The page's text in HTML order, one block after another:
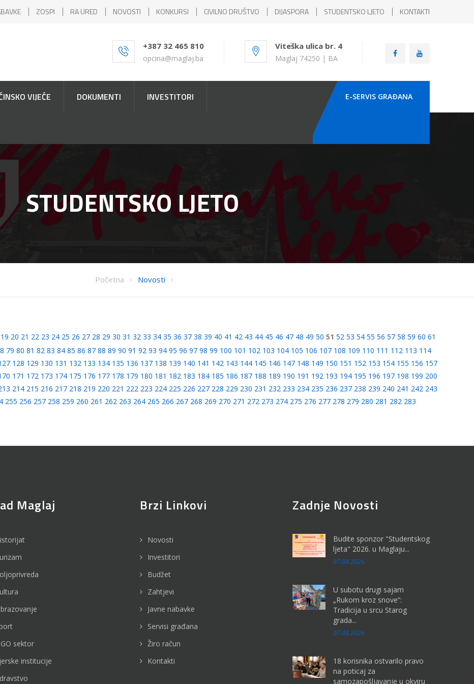
ZOSPI RA URED NOVOSTI KONKURSI CIVILNO DRUŠTVO DIJASPORA STUDENTSKO LJETO KONTAKTI
+387 32 465 810
opcina@maglaj.ba
Viteška ulica br. 4
Maglaj 74250 | BA
VIJEĆE DOKUMENTI INVESTITORI E-SERVIS GRAÐANA
STUDENTSKO LJETO
Početna Novosti
19 20 21 22 23 24 25 26 27 28 29 30 31 32 33 34 35 36 37 38 39 40 41 42 43 44 45 46 47 48 49 50 51 52 53 54 55 56 57 58 59 60 61
79 80 81 82 83 84 85 86 87 88 89 90 91 92 93 94 95 96 97 98 99 100 101 102 103 104 105 106 107 108 109 110 111 112 113 114
128 129 130 131 132 133 134 135 136 137 138 139 140 141 142 143 144 145 146 147 148 149 150 151 152 153 154 155 156 157
171 172 173 174 175 176 177 178 179 180 181 182 183 184 185 186 187 188 189 190 191 192 193 194 195 196 197 198 199 200
214 215 216 217 218 219 220 221 222 223 224 225 226 227 228 229 230 231 232 233 234 235 236 237 238 239 240 241 242 243
255 256 257 258 259 260 261 262 263 264 265 266 267 268 269 270 271 272 273 274 275 276 277 278 279 280 281 282 283
Maglaj
sektor
institucije
Brzi Linkovi
Novosti
Investitori
Budžet
Zahtjevi
Javne nabavke
Servisi građana
Žiro račun
Kontakti
Zadnje Novosti
Budite sponzor "Studentskog
ljeta" 2026. u Maglaju...
07.08.2026
U subotu drugi sajam
„Rukom kroz snove“:
Tradicija u srcu Starog
grada...
07.08.2026
18 korisnika ostvarilo pravo
na poticaj za
samozapošljavanje u okviru